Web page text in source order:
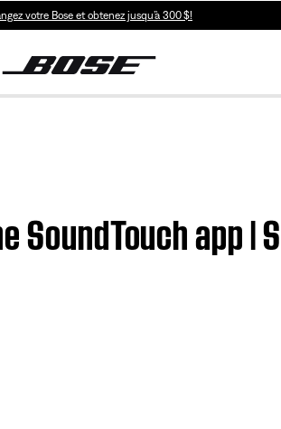
votre Bose et obtenez jusqu’à 300 $!
SoundTouch app |